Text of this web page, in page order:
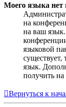
Моего языка нет
на
на ваш
языковой
язык.
получить на
Вернуться к